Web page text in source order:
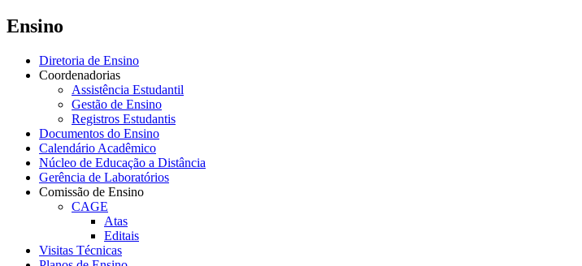
Ensino
Diretoria de Ensino
Coordenadorias
Assistência Estudantil
Gestão de Ensino
Registros Estudantis
Documentos do Ensino
Calendário Acadêmico
Núcleo de Educação a Distância
Gerência de Laboratórios
Comissão de Ensino
CAGE
Atas
Editais
Visitas Técnicas